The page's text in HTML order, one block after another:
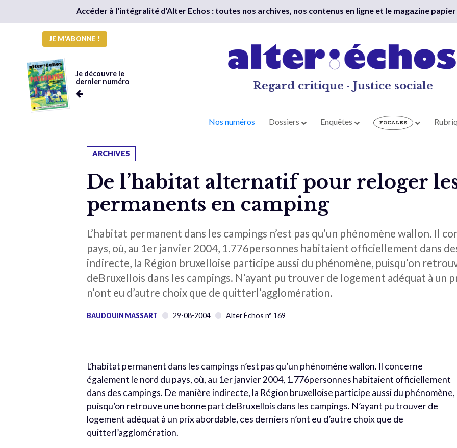
Accéder à l'intégralité d'Alter Echos : toutes nos archives, nos contenus en ligne et le magazine
JE M'ABONNE !
Je découvre le
dernier numéro
Regard critique · Justice sociale
Nos numéros Dossiers Enquêtes
ARCHIVES
De l’habitat alternatif pour reloger
permanents en camping
L’habitat permanent dans les campings n’est pas qu’un phénomène wallon. Il
pays, où, au 1er janvier 2004, 1.776personnes habitaient officiellement dans
indirecte, la Région bruxelloise participe aussi du phénomène, puisqu’on
deBruxellois dans les campings. N’ayant pu trouver de logement adéquat à un
n’ont eu d’autre choix que de quitterl’agglomération.
BAUDOUIN MASSART 29-08-2004 Alter Échos n° 169
L’habitat permanent dans les campings n’est pas qu’un phénomène wallon. Il concerne
également le nord du pays, où, au 1er janvier 2004, 1.776personnes habitaient officiellement
dans des campings. De manière indirecte, la Région bruxelloise participe aussi du phénomène,
puisqu’on retrouve une bonne part deBruxellois dans les campings. N’ayant pu trouver de
logement adéquat à un prix abordable, ces derniers n’ont eu d’autre choix que de
quitterl’agglomération.